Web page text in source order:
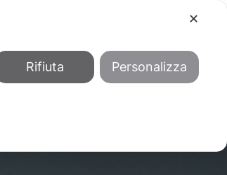
✕
Rifiuta Personalizza